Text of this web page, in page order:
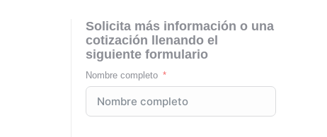
window
window
Solicita más información o una
cotización llenando el
siguiente formulario
Nombre completo